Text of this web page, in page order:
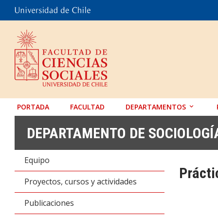
PORTADA FACULTAD
DEPARTAMENTOS
SOCIOLOGÍA
TRABAJO SOCIAL
DEPARTAMENTO DE
Equipo
Proyectos, cursos y actividades
Publicaciones